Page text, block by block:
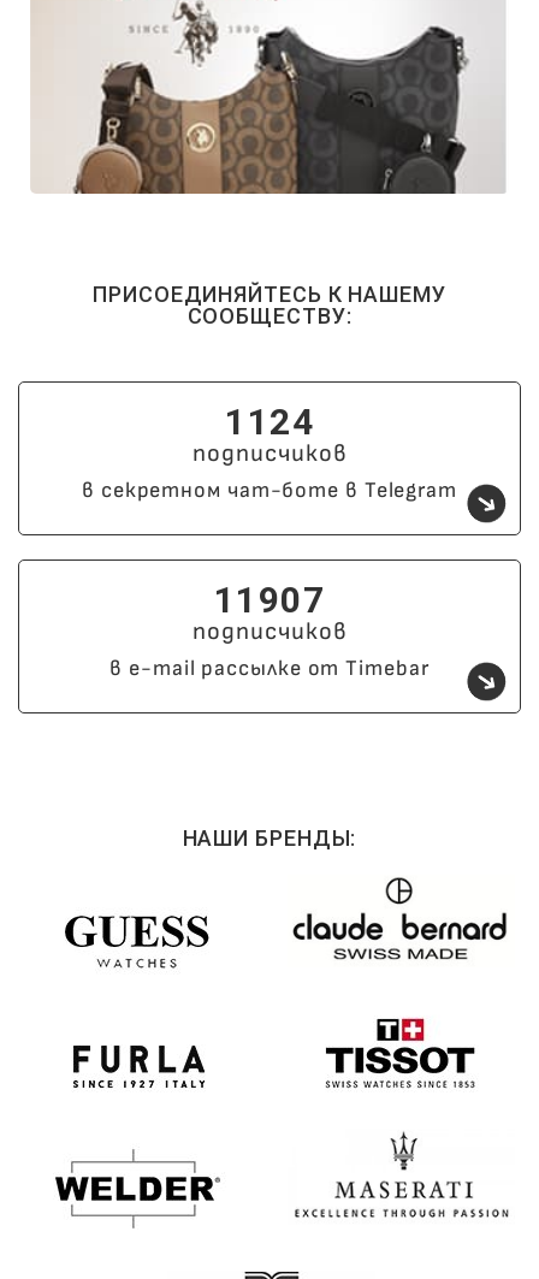
ПРИСОЕДИНЯЙТЕСЬ К НАШЕМУ
СООБЩЕСТВУ:
1124
подписчиков
в секретном чат-боте в Telegram
11907
подписчиков
в e-mail рассылке от Timebar
НАШИ БРЕНДЫ: